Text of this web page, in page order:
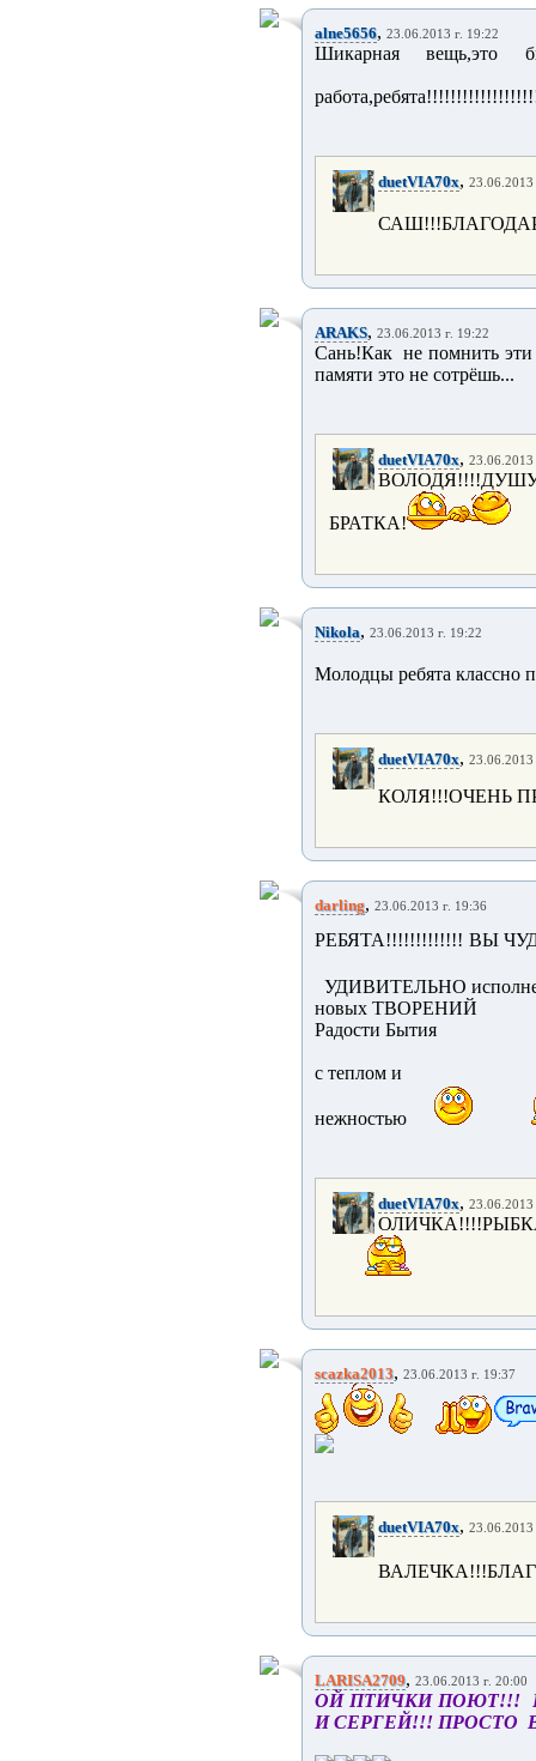
alne5656, 23.06.2013 г. 19:22
Шикарная
duetVIA70x, 23.06.2013
ARAKS, 23.06.2013 г. 19:22
Сань!Как не помнить
памяти это не сотрёшь...
duetVIA70x, 23.06.2013
БРАТКА!
Nikola, 23.06.2013 г. 19:22
Молодцы ребята классно
duetVIA70x, 23.06.2013
КОЛЯ!!!ОЧЕНЬ
darling, 23.06.2013 г. 19:36
РЕБЯТА!!!!!!!!!!!!! ВЫ
УДИВИТЕЛЬНО
новых ТВОРЕНИЙ
Радости Бытия
с теплом и
нежностью
duetVIA70x, 23.06.2013
scazka2013, 23.06.2013 г. 19:37
duetVIA70x, 23.06.2013
LARISA2709, 23.06.2013 г. 20:00
ОЙ ПТИЧКИ ПОЮТ!!!
И СЕРГЕЙ!!! ПРОСТО